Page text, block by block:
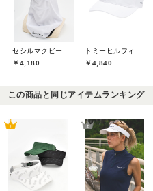
￥4,180
￥4,840
この商品と同じアイテムランキング